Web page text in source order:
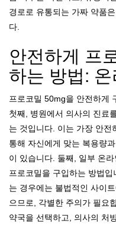
경로로 유통되는 가짜 약품
다.
안전하게 프
하는 방법:
프로코밀 50mg을 안전하게
첫째, 병원에서 의사의 진료
는 것입니다. 이는 가장 안전
통해 자신에게 맞는 복용량
이 있습니다. 둘째, 일부 온
프로코밀을 구입하는 방법
는 경우에는 불법적인 사이
으므로, 각별한 주의가 필요
약국을 선택하고, 의사의 처